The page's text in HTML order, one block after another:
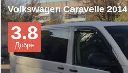
Volkswagen Caravelle 2014
Добре
3.8